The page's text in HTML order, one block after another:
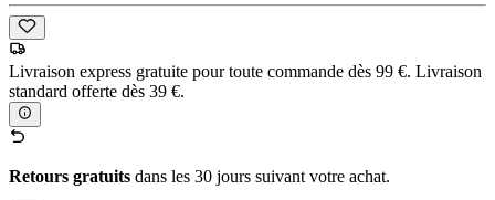
Livraison express gratuite pour toute commande dès 99 €. Livraison
standard offerte dès 39 €.
Retours gratuits dans les 30 jours suivant votre achat.